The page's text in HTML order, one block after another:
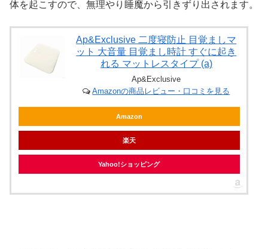
体を起こすので、無理やり睡魔から引きずり出されます。
Ap&Exclusive 二度寝防止 目覚ましマ
ット 大音量 目覚まし時計 すぐに起き
れる マットレスタイプ (a)
Ap&Exclusive
Amazonの商品レビュー・口コミを見る
Amazon
楽天
Yahoo!ショッピング